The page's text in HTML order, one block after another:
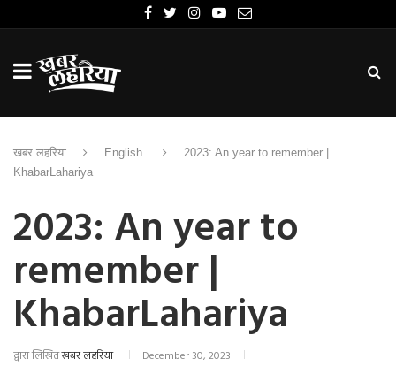
खबर लहरिया English
2023: An year to remember |
KhabarLahariya
2023: An year to
remember |
KhabarLahariya
द्वारा लिखितखबर लहरिया December 30, 2023